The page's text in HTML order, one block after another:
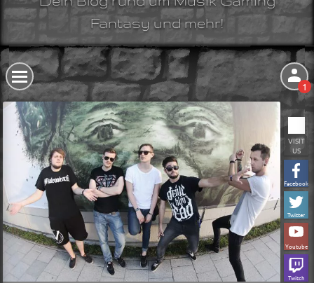
Fantasy und mehr!
1
VISIT
US
Facebook
Twitter
Youtube
Twitch